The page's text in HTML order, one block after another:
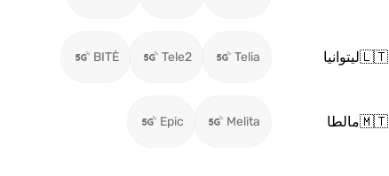
🇱🇹ليتوانيا Telia
Tele2
BITĖ
🇲🇹مالطا Melita
Epic